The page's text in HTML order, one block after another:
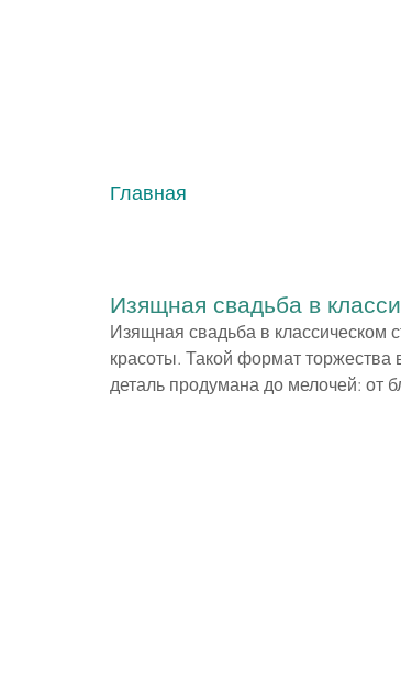
Главная
Изящная свадьба в
Изящная свадьба в классическом
красоты. Такой формат
деталь продумана до мелочей: от